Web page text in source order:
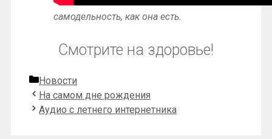
самодельность, как она есть.
Смотрите на здоровье!
Рубрики
Новости
На самом дне рождения
Аудио с летнего интернетника